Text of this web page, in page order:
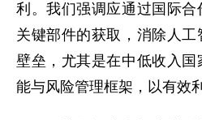
利。我们强调应通过国际合
关键部件的获取，消除人
壁垒，尤其是在中低收入
能与风险管理框架，以有效